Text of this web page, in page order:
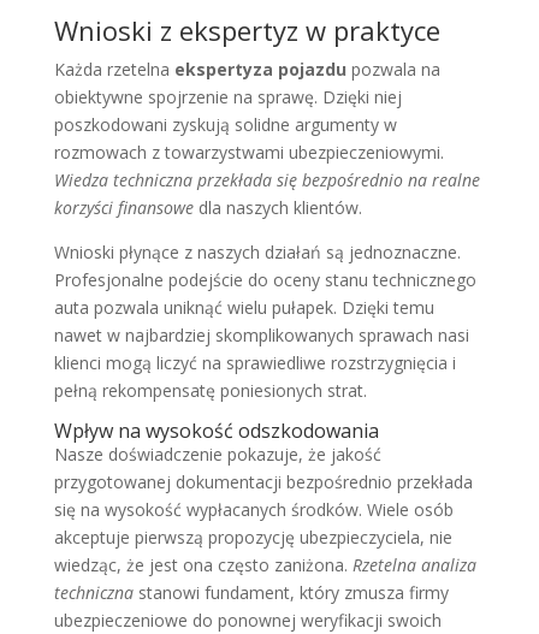
Wnioski z ekspertyz w praktyce
Każda rzetelna ekspertyza pojazdu pozwala na
obiektywne spojrzenie na sprawę. Dzięki niej
poszkodowani zyskują solidne argumenty w
rozmowach z towarzystwami ubezpieczeniowymi.
Wiedza techniczna przekłada się bezpośrednio na realne
korzyści finansowedla naszych klientów.
Wnioski płynące z naszych działań są jednoznaczne.
Profesjonalne podejście do oceny stanu technicznego
auta pozwala uniknąć wielu pułapek. Dzięki temu
nawet w najbardziej skomplikowanych sprawach nasi
klienci mogą liczyć na sprawiedliwe rozstrzygnięcia i
pełną rekompensatę poniesionych strat.
Wpływ na wysokość odszkodowania
Nasze doświadczenie pokazuje, że jakość
przygotowanej dokumentacji bezpośrednio przekłada
się na wysokość wypłacanych środków. Wiele osób
akceptuje pierwszą propozycję ubezpieczyciela, nie
wiedząc, że jest ona często zaniżona. Rzetelna analiza
technicznastanowi fundament, który zmusza firmy
ubezpieczeniowe do ponownej weryfikacji swoich